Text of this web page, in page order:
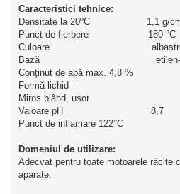
Caracteristici tehnice:
Densitate la 20ºC                    1,1
Punct de fierbere                     180 °C
Culoare
Bază
Conținut de apă max. 4,8 %
Formă lichid
Miros blând, ușor
Valoare pH                               8,7
Punct de inflamare 122°C
Domeniul de utilizare:
Adecvat pentru toate motoarele răcite
aparate.